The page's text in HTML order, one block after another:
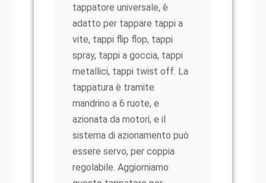
tappatore universale, è
adatto per tappare tappi a
vite, tappi flip flop, tappi
spray, tappi a goccia, tappi
metallici, tappi twist off. La
tappatura è tramite
mandrino a 6 ruote, e
azionata da motori, e il
sistema di azionamento può
essere servo, per coppia
regolabile. Aggiorniamo